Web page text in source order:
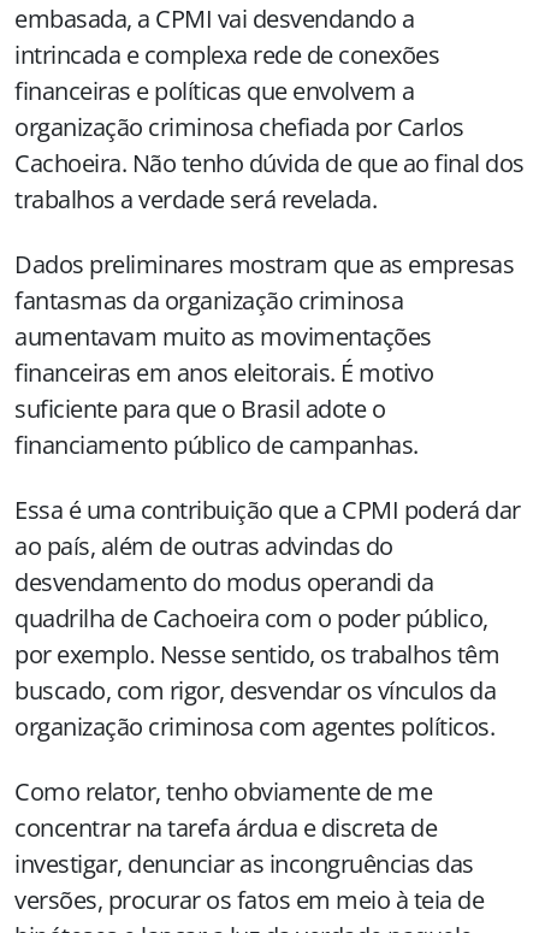
embasada, a CPMI vai desvendando a
intrincada e complexa rede de conexões
financeiras e políticas que envolvem a
organização criminosa chefiada por Carlos
Cachoeira. Não tenho dúvida de que ao final dos
trabalhos a verdade será revelada.
Dados preliminares mostram que as empresas
fantasmas da organização criminosa
aumentavam muito as movimentações
financeiras em anos eleitorais. É motivo
suficiente para que o Brasil adote o
financiamento público de campanhas.
Essa é uma contribuição que a CPMI poderá dar
ao país, além de outras advindas do
desvendamento do modus operandi da
quadrilha de Cachoeira com o poder público,
por exemplo. Nesse sentido, os trabalhos têm
buscado, com rigor, desvendar os vínculos da
organização criminosa com agentes políticos.
Como relator, tenho obviamente de me
concentrar na tarefa árdua e discreta de
investigar, denunciar as incongruências das
versões, procurar os fatos em meio à teia de